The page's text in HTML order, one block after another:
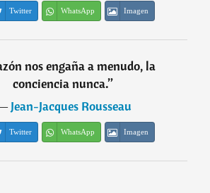
Twitter WhatsApp Imagen
nos engaña a menudo, la
conciencia nunca.”
Jean-Jacques Rousseau
Twitter WhatsApp Imagen